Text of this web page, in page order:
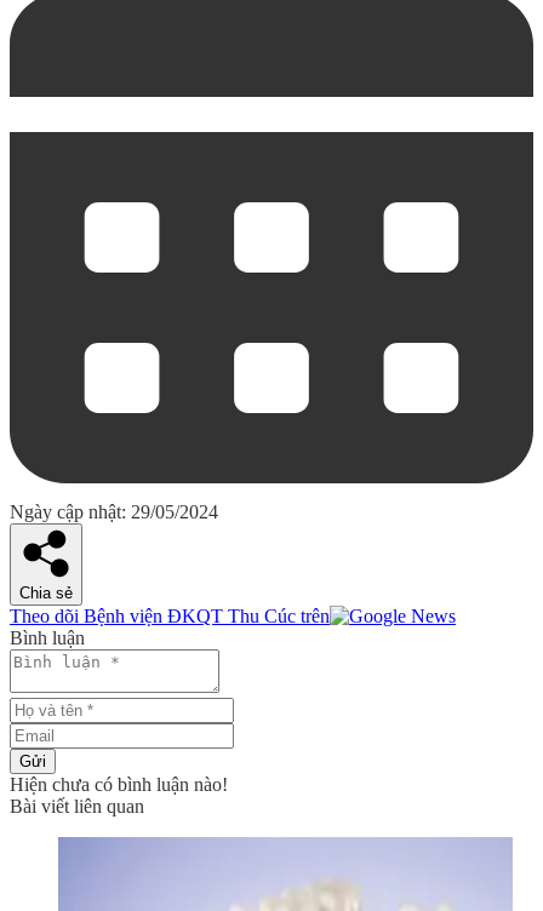
Ngày cập nhật: 29/05/2024
Chia sẻ
Theo dõi Bệnh viện ĐKQT Thu Cúc trên
Bình luận
Gửi
Hiện chưa có bình luận nào!
Bài viết liên quan